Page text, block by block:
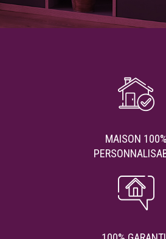
MAISON 100%